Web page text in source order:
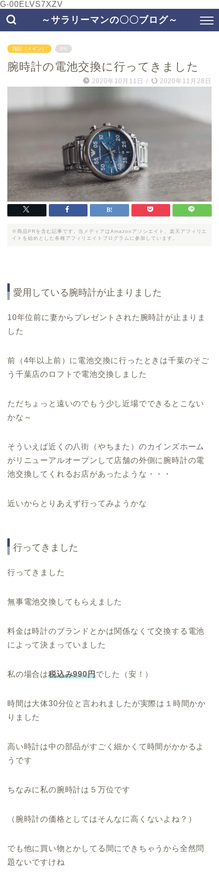
G-00ELVS7XZV
～サラリーマンの〇〇ブログ～
雑記（メイン） PR
腕時計の電池交換に行ってきました
2020年10月11日 / 2020年11月28日
※商品PRを含む記事です。当メディアはAmazonアソシエイト、楽天アフィリエ
イトを始めとした各種アフィリエイトプログラムに参加しています。
愛用している腕時計が止まりました
10年位前に妻からプレゼントされた腕時計が止まりま
した
前（4年以上前）に電池交換に行ったときは千葉のそご
う千葉店のロフトで電池交換しました
ただちょっと遠いのでもう少し近場でできるとこない
かな～
そういえば近くの八街（やちまた）のカインズホーム
がリニューアルオープンして店舗の外側に腕時計の電
池交換してくれるお店があったような・・・
近いからとりあえず行ってみようかな
行ってきました
行ってきました
無事電池交換してもらえました
料金は時計のブランドとかは関係なくて交換する電池
によって決まっていました
私の場合は税込み990円でした（安！）
時間は大体30分位と言われましたが実際は１時間かか
りました
高い時計は中の部品がすごく細かくて時間がかかるよ
うです
ちなみに私の腕時計は５万位です
（腕時計の価格としてはそんなに高くないよね？）
でも他に買い物とかしてる間にできちゃうから全然問
題ないですけね